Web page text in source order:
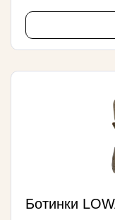
Ботинки